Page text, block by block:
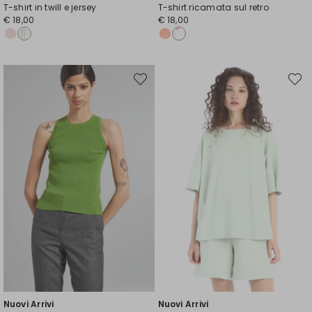
T-shirt in twill e jersey
€ 18,00
T-shirt ricamata sul retro
€ 18,00
Nuovi Arrivi
Sposta
Nuovi Arrivi